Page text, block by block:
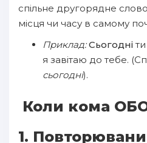
спільне другорядне
місця чи часу в самому
Приклад: Сьогодні
я завітаю до тебе.
сьогодні).
Коли кома
1.